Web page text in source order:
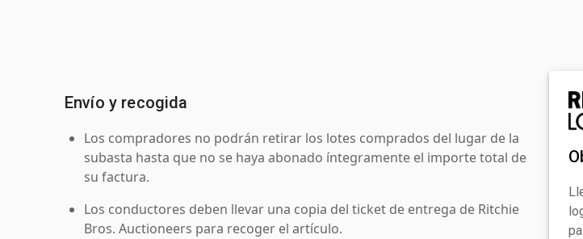
Envío y recogida
Los compradores no podrán retirar los lotes comprados del lugar de la
subasta hasta que no se haya abonado íntegramente el importe total de
su factura.
Los conductores deben llevar una copia del ticket de entrega de Ritchie
Bros. Auctioneers para recoger el artículo.